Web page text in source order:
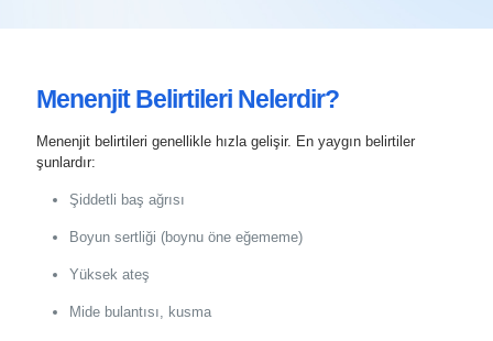
Menenjit Belirtileri Nelerdir?
Menenjit belirtileri genellikle hızla gelişir. En yaygın belirtiler
şunlardır:
Şiddetli baş ağrısı
Boyun sertliği (boynu öne eğememe)
Yüksek ateş
Mide bulantısı, kusma